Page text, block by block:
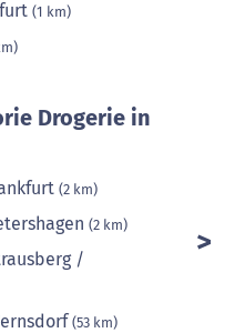
(1 km)
Drogerie in
(2 km)
(2 km)
/
(53 km)